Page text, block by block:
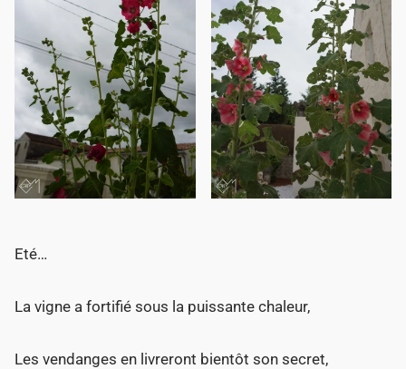
Eté…
La vigne a fortifié sous la puissante chaleur,
Les vendanges en livreront bientôt son secret,